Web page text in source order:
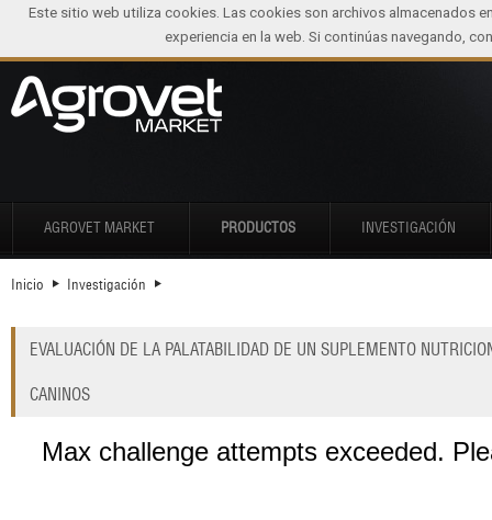
AGROVET MARKET PRODUCTOS INVESTIGACIÓN
Inicio Investigación
EVALUACIÓN DE LA PALATABILIDAD DE UN SUPLEMENTO
CANINOS
Este sitio web utiliza cookies. Las cookies son archivos almacenados
experiencia en la web. Si continúas navegando,